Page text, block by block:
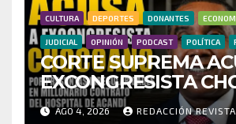
CULTURA DEPORTES DONANTES
JUDICIAL OPINIÓN PODCAST POLÍTICA
CORTE SUPREMA
EXCONGRESISTA
POR PRESUNTAS
AGO 4, 2026 REDACCIÓN